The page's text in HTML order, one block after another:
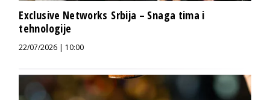
Exclusive Networks Srbija – Snaga tima i
tehnologije
22/07/2026 | 10:00